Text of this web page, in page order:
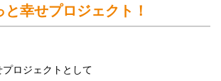
幸せプロジェクト！
ロジェクトとして